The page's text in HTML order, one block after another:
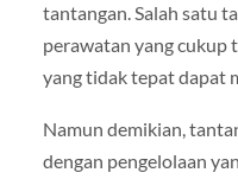
tantangan. Salah satu
perawatan yang cukup
yang tidak tepat dapat
Namun demikian,
dengan pengelolaan